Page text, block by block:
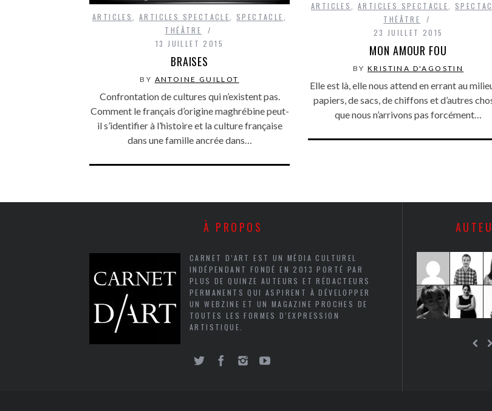
ARTICLES ARTICLES SPECTACLE
THÉÂTRE
23 JUILLET 2015
MON AMOUR FOU
BY KRISTINA D'AGOSTIN
Elle est là, elle nous attend en errant au
papiers, de sacs, de chiffons et d’autres
que nous n’arrivons pas forcément…
ARTICLES ARTICLES SPECTACLE SPECTACLE
THÉÂTRE
13 JUILLET 2015
BRAISES
BY ANTOINE GUILLOT
Confrontation de cultures qui n’existent pas.
Comment le français d’origine maghrébine peut-
il s’identifier à l’histoire et la culture française
dans une famille ancrée dans…
À PROPOS
CARNET D’ART EST UN MÉDIA CULTUREL
INDÉPENDANT FONDÉ EN 2013 PORTÉ PAR
PLUS DE QUINZE AUTEURS ET RÉDACTEURS
PERMANENTS QUI ASPIRENT À DÉVELOPPER
UN WEBZINE ET UN MAGAZINE PROCHES DE
TOUTES LES FORMES D'EXPRESSION
ARTISTIQUE.